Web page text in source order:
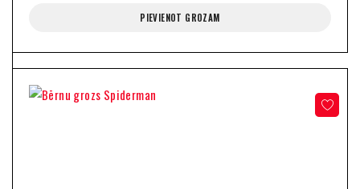
PIEVIENOT GROZAM